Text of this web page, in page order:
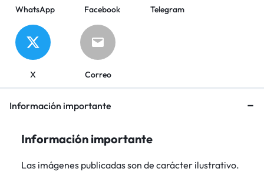
WhatsApp Facebook Telegram
X Correo
Información importante
Información importante
Las imágenes publicadas son de carácter ilustrativo.